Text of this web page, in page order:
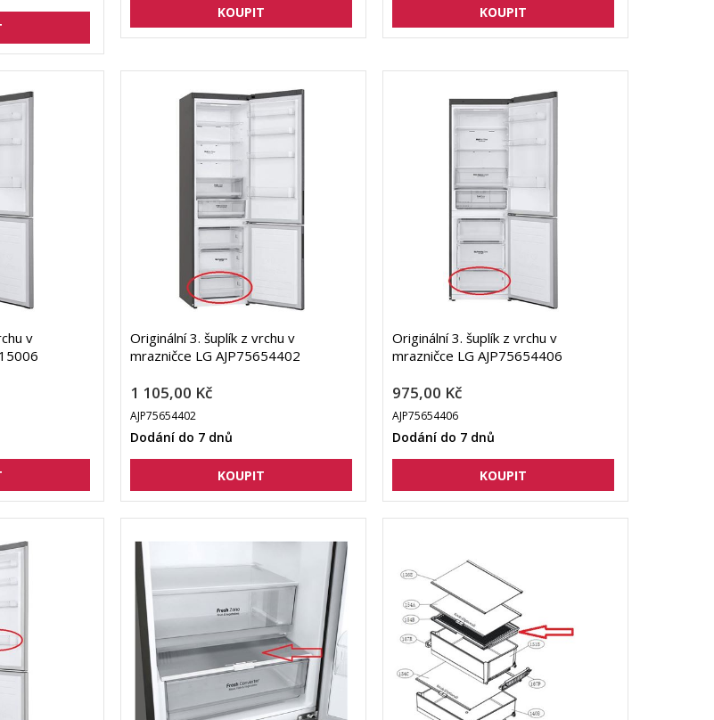
v
Originální 3. šuplík z vrchu v
mrazničce LG AJP75654402
1 105,00 Kč
AJP75654402
Dodání do 7 dnů
Originální 3. šuplík z vrchu v
mrazničce LG AJP75654406
975,00 Kč
AJP75654406
Dodání do 7 dnů